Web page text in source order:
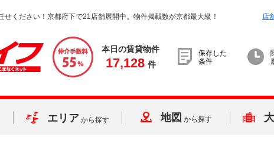
せください！京都府下で21店舗展開中。物件掲載数が京都最大級！ 店
本日の賃貸物件
17,128 件
保存した
条件
エリア から探す 地図 から探す